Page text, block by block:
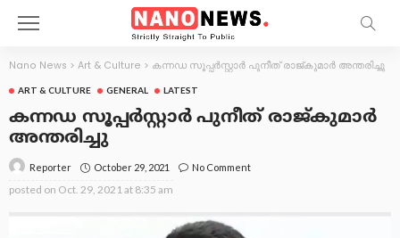
Nano News > Art & Culture > കന്നഡ സൂപ്പര്‍സ്റ്റാര്‍ പുനീത് രാജ്കുമാർ അന്തരിച്ചു
ART & CULTURE GENERAL LATEST
കന്നഡ സൂപ്പര്‍സ്റ്റാര്‍ പുനീത് രാജ്കുമാർ
അന്തരിച്ചു
Reporter October 29, 2021 No Comment
posted on Oct. 29, 2021 at 8:35 am